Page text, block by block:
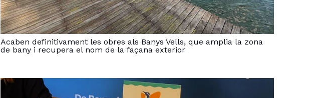
Acaben definitivament les obres als Banys Vells, que amplia la zona
de bany i recupera el nom de la façana exterior